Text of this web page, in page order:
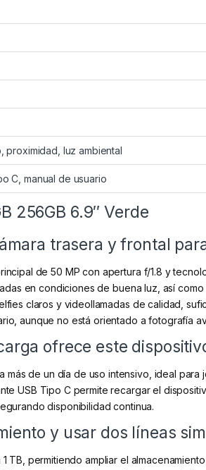
luz ambiental
C, manual de usuario
256GB 6.9″ Verde
trasera y frontal
de 50 MP con apertura f/1.8 y
en condiciones de buena luz, así
claros y videollamadas de calidad,
aunque no está orientado a fotografía
ofrece este
de un día de uso intensivo, ideal para
USB Tipo C permite recargar el
disponibilidad continua.
y usar dos líneas
TB, permitiendo ampliar el